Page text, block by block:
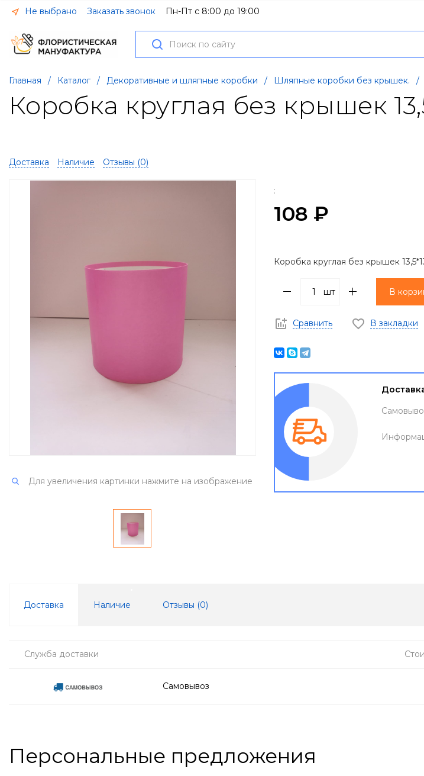
Не выбрано Заказать звонок Пн-Пт с 8:00 до 19:00
Главная / Каталог / Декоративные и шляпные коробки / Шляпные коробки без крышек. /
Коробка круглая без крышек
Доставка Наличие Отзывы (0)
Для увеличения картинки нажмите на изображение
:
108 ₽
Коробка круглая без крышек
шт В
Сравнить В закладки
Доставка Наличие Отзывы (0)
Служба доставки
Самовывоз
Персональные предложения